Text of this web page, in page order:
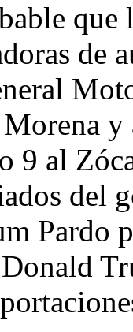
de
9 al
del
Pardo